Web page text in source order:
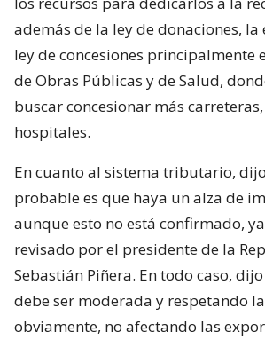
además de la ley de donaciones, la
ley de concesiones principalmente
de Obras Públicas y de Salud,
buscar concesionar más
hospitales.
En cuanto al sistema tributario,
probable es que haya un alza de
aunque esto no está confirmado,
revisado por el presidente de la
Sebastián Piñera. En todo caso,
debe ser moderada y respetando
obviamente, no afectando las